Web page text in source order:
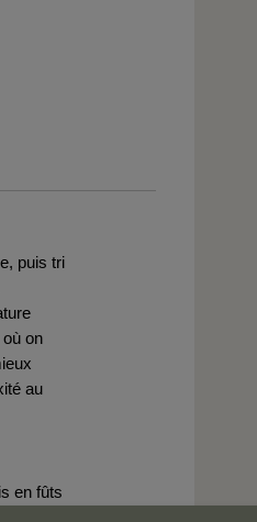
puis tri
on
au
en fûts